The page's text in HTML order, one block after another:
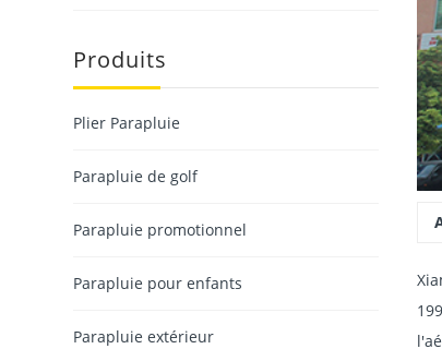
Produits
Plier Parapluie
Parapluie de golf
Parapluie promotionnel
Parapluie pour enfants
Parapluie extérieur